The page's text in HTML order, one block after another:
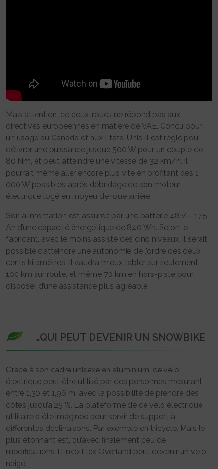
Mais attention, ce deux-roues ne répond pas aux
directives européennes en matière de VAE. Conçu pour
un usage au Canada et aux Etats-Unis, il est réglé pour
délivrer une puissance jusque 500 W pour un couple de
80 Nm, et peut atteindre une vitesse de 32 km/h. Il
pourrait même aller encore plus vite en profitant des 1
000 W possibles après débridage de son moteur
électrique logé en moyeu de roue arrière.
Son alimentation est assurée par une batterie 48 V – 17,5
Ah d’une capacité énergétique de 840 Wh. Selon le
fabricant, avec le moins assisté des cinq niveaux, il serait
possible d’atteindre une autonomie de l’ordre des deux
cents kilomètres. Il vaudra mieux tabler sur seulement
100 km sur route, et même 70 km en hors-piste pour
disposer d’une assistance plus agréable.
…QUI PEUT DEVENIR UN SNOWBIKE
Grâce à son cadre unisexe en aluminium, ce vélo
électrique peut être utilisé par des personnes mesurant
entre 1,30 et 1,96 m, avec la possibilité de prendre des
côtes jusqu’à 25 %. La plateforme de ce vélo électrique
utilitaire a été imaginée pour servir de support à
différentes déclinaisons. Par exemple en tricycle. Mais le
plus étonnant est, qu’avec finalement peu de
modifications, l’Envo Flex Overland peut devenir un vélo
neige.